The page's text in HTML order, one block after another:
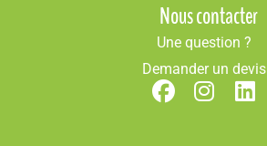
Nous contacter
Une question ?
Demander un devis